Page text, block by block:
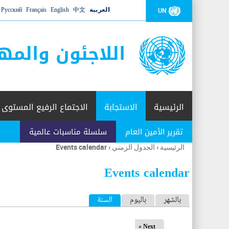
UN العربية 中文
English
Français
Русский
اللاجئون
الرئيسية الاستجابة
تقرير الأمين العام سلسلة مناسبات عالمية
الاجتماع الرفيع المستوى
أنت
هنا
الرئيسية › الجدول الزمني ›
Events calendar
Events calendar
ا بالشهر باليوم السنة (علامة التبويب النشطة)